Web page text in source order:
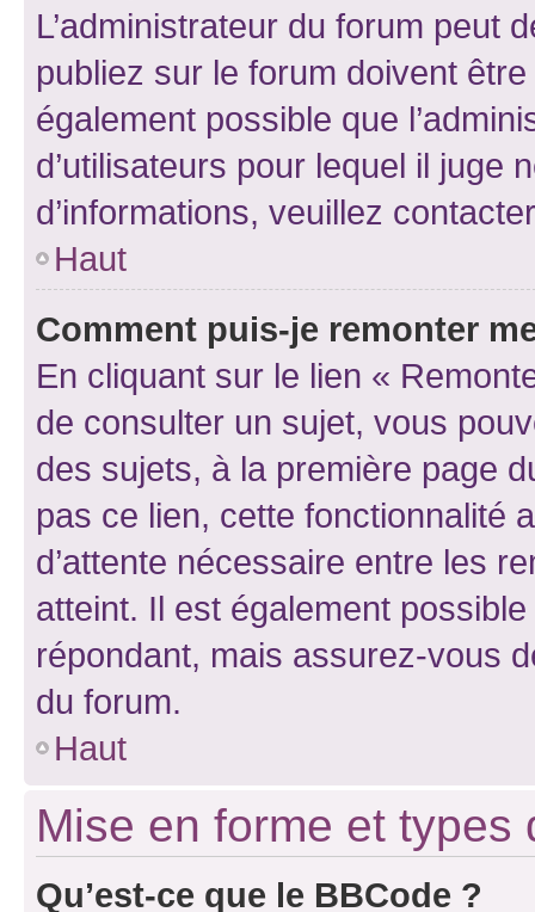
L’administrateur du forum peut
publiez sur le forum doivent
également possible que
d’utilisateurs pour lequel il juge
d’informations, veuillez
Haut
Comment puis-je remonter
En cliquant sur le lien «
de consulter un sujet, vous
des sujets, à la première page
pas ce lien, cette fonctionnalité
d’attente nécessaire entre les
atteint. Il est également
répondant, mais assurez-vous
du forum.
Haut
Mise en forme et types
Qu’est-ce que le BBCode ?